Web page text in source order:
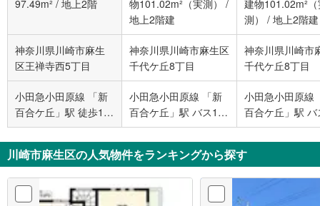
97.49m² / 地上2階
物101.02m²（実測）
/
地上2階建
建物101.02m²
測）
/ 地上2階建
神奈川県川崎市麻生
区王禅寺西5丁目
神奈川県川崎市麻生区
千代ケ丘8丁目
神奈川県川崎市
千代ケ丘8丁目
小田急小田原線 「新
百合ケ丘」駅 徒歩18
分
小田急小田原線 「新
百合ケ丘」駅 バス17
分 千代ヶ丘 バス停下
車 徒歩5分
小田急小田原線
百合ケ丘」駅
分 千代ヶ丘 バ
車 徒歩5分
川崎市麻生区の人気物件をランキングから探す